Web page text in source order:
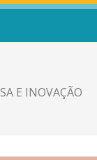
E INOVAÇÃO